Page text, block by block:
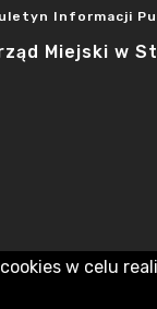
Informacji
Miejski w
w celu